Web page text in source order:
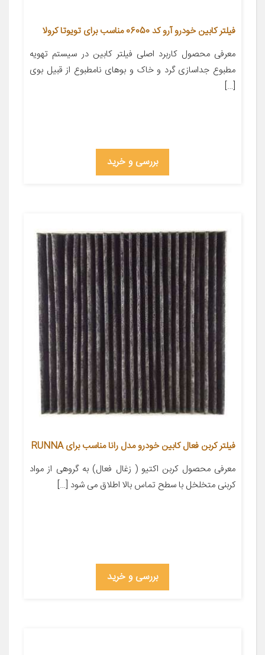
فیلتر کابین خودرو آرو کد 06050 مناسب برای تویوتا کرولا
معرفی محصول کاربرد اصلی فیلتر کابین در سیستم تهویه
مطبوع جداسازی گرد و خاک و بوهای نامطبوع از قبیل بوی
[…]
بررسی و خرید
فیلتر کربن فعال کابین خودرو مدل رانا مناسب برای RUNNA
معرفی محصول کربن اکتیو ( زغال فعال) به گروهی از مواد
کربنی متخلخل با سطح تماس بالا اطلاق می شود […]
بررسی و خرید